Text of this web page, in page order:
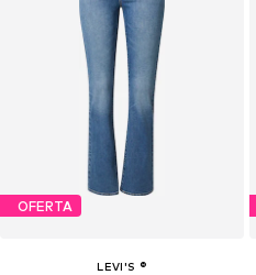
OFERTA
LEVI'S ®